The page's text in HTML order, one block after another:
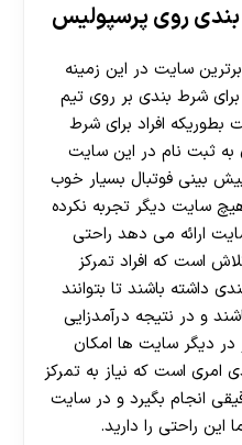
روی پرسپولیس
سایت در این زمینه
شرط بندی بر روی تیم
بطوریکه افراد برای شرط
به ثبت نام در این سایت
بینی فوتبال بسیار خوب
سایت دیگر تجربه نکرده
ارائه می دهد راحتی
است که افراد تمرکز
داشته باشند تا بتوانند
و در نتیجه درآمدزایی
در دیگر سایت ها امکان
امری است که نیاز به تمرکز
انجام بگیرد و در سایت
راحتی را دارید.